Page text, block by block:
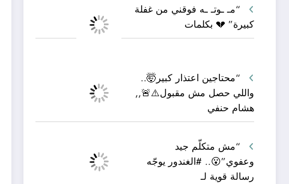
“مـ ـوتـ ـه فوقني من غفلة
كبيرة” 💔 بكلمات
“محتاجين اعتذار كبير🤯..
واللي حصل مش مقبول⚠️🚨,,
هشام حنفي
“مش متكلّم جيد
وعفوي”😮.. #الغندور يوجّه
رسالة قوية لـ